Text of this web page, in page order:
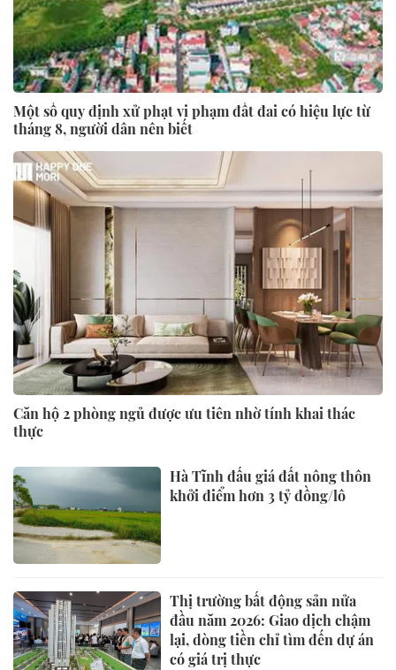
Một số quy định xử phạt vi phạm đất đai có hiệu lực từ
tháng 8, người dân nên biết
Căn hộ 2 phòng ngủ được ưu tiên nhờ tính khai thác
thực
Hà Tĩnh đấu giá đất nông thôn
khởi điểm hơn 3 tỷ đồng/lô
Thị trường bất động sản nửa
đầu năm 2026: Giao dịch chậm
lại, dòng tiền chỉ tìm đến dự án
có giá trị thực